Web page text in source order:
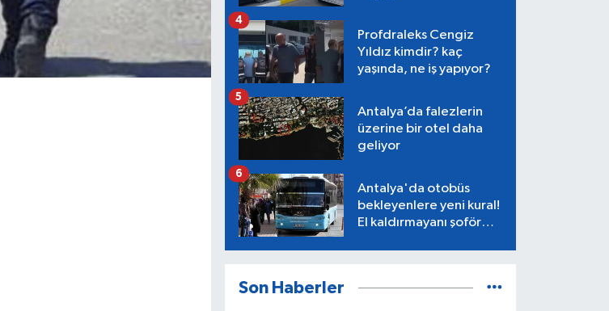
Profdraleks Cengiz
Yıldız kimdir? kaç
yaşında, ne iş yapıyor?
4
Antalya’da falezlerin
üzerine bir otel daha
geliyor
5
Antalya'da otobüs
bekleyenlere yeni kural!
El kaldırmayanı şoför
6
Son Haberler